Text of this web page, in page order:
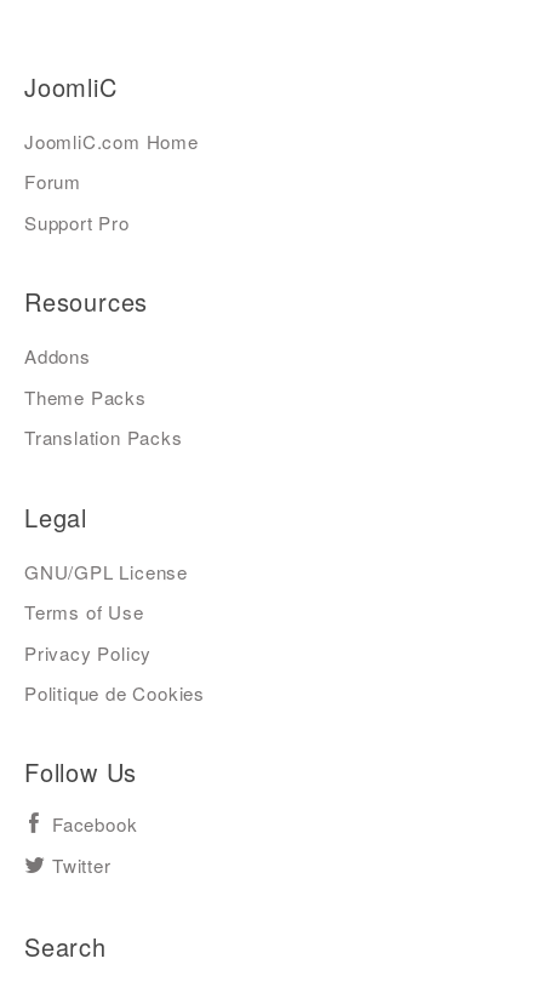
JoomliC
JoomliC.com Home
Forum
Support Pro
Resources
Addons
Theme Packs
Translation Packs
Legal
GNU/GPL License
Terms of Use
Privacy Policy
Politique de Cookies
Follow Us
Facebook
Twitter
Search